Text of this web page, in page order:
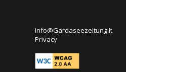
Info@Gardaseezeitung.It
Privacy